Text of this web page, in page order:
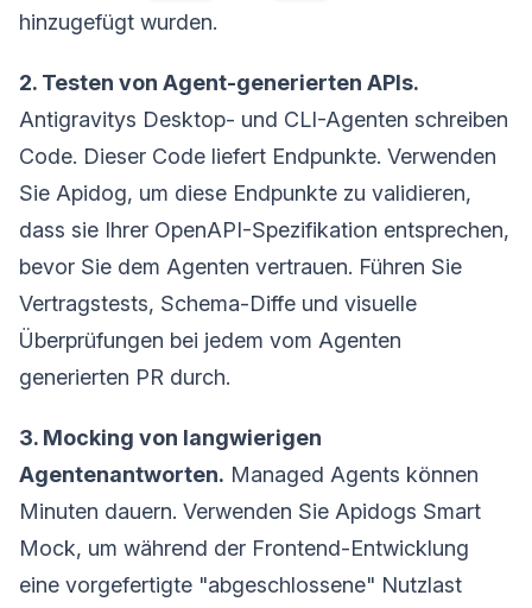
hinzugefügt wurden.
2. Testen von Agent-generierten APIs.
Antigravitys Desktop- und CLI-Agenten schreiben
Code. Dieser Code liefert Endpunkte. Verwenden
Sie Apidog, um diese Endpunkte zu validieren,
dass sie Ihrer OpenAPI-Spezifikation entsprechen,
bevor Sie dem Agenten vertrauen. Führen Sie
Vertragstests, Schema-Diffe und visuelle
Überprüfungen bei jedem vom Agenten
generierten PR durch.
3. Mocking von langwierigen
Agentenantworten. Managed Agents können
Minuten dauern. Verwenden Sie Apidogs Smart
Mock, um während der Frontend-Entwicklung
eine vorgefertigte "abgeschlossene" Nutzlast